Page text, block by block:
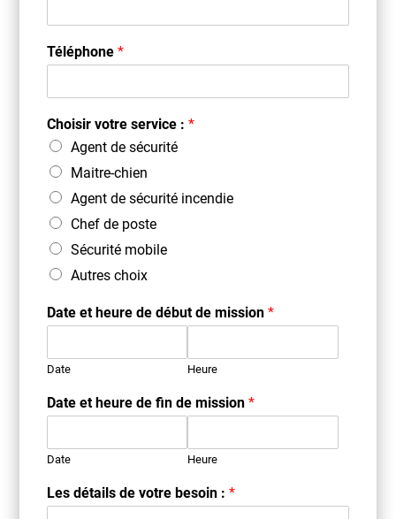
Téléphone*
Choisir votre service :*
Agent de sécurité
Maitre-chien
Agent de sécurité incendie
Chef de poste
Sécurité mobile
Autres choix
Date et heure de début de mission*
Date Heure
Date et heure de fin de mission*
Date Heure
Les détails de votre besoin :*